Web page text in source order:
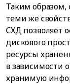
Таким образом,
теми же
СХД позволяет
дискового
ресурсы
в зависимости
хранимую